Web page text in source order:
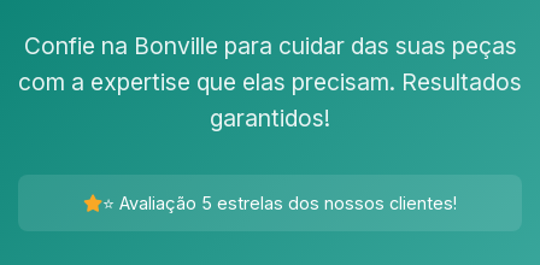
Confie na Bonville para cuidar das suas peças
com a expertise que elas precisam. Resultados
garantidos!
⭐ Avaliação 5 estrelas dos nossos clientes!